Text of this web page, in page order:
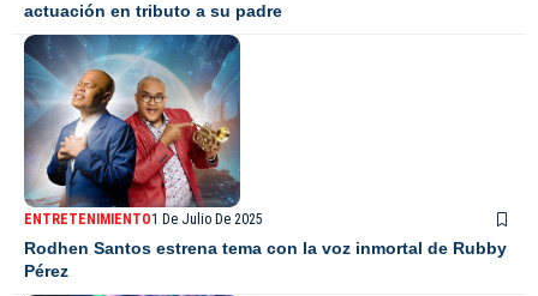
actuación en tributo a su padre
ENTRETENIMIENTO1 De Julio De 2025
Rodhen Santos estrena tema con la voz inmortal de Rubby
Pérez